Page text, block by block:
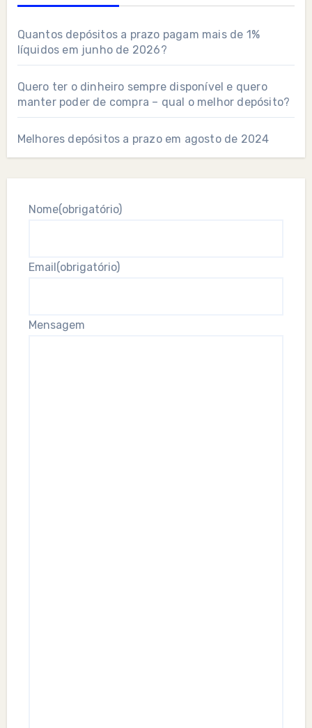
Quantos depósitos a prazo pagam mais de 1%
líquidos em junho de 2026?
Quero ter o dinheiro sempre disponível e quero
manter poder de compra – qual o melhor depósito?
Melhores depósitos a prazo em agosto de 2024
Nome(obrigatório)
Email (obrigatório)
Mensagem